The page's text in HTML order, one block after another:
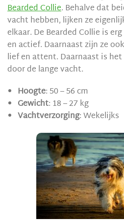
Bearded Collie. Behalve dat
vacht hebben, lijken ze
elkaar. De Bearded Collie is
en actief. Daarnaast zijn ze
lief en attent. Daarnaast is
door de lange vacht.
Hoogte: 50 – 56 cm
Gewicht: 18 – 27 kg
Vachtverzorging: Wekelijks